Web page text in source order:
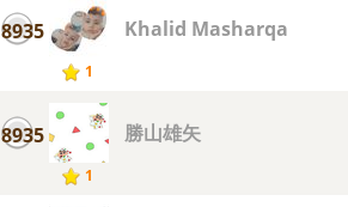
8935
1
Khalid Masharqa
8935
1
勝山雄矢